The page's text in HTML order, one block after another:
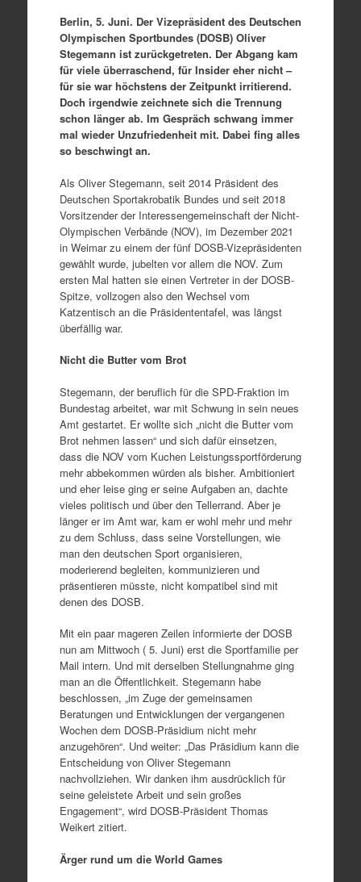
Berlin, 5. Juni. Der Vizepräsident des Deutschen
Olympischen Sportbundes (DOSB) Oliver
Stegemann ist zurückgetreten. Der Abgang kam
für viele überraschend, für Insider eher nicht –
für sie war höchstens der Zeitpunkt irritierend.
Doch irgendwie zeichnete sich die Trennung
schon länger ab. Im Gespräch schwang immer
mal wieder Unzufriedenheit mit. Dabei fing alles
so beschwingt an.
Als Oliver Stegemann, seit 2014 Präsident des
Deutschen Sportakrobatik Bundes und seit 2018
Vorsitzender der Interessengemeinschaft der Nicht-
Olympischen Verbände (NOV), im Dezember 2021
in Weimar zu einem der fünf DOSB-Vizepräsidenten
gewählt wurde, jubelten vor allem die NOV. Zum
ersten Mal hatten sie einen Vertreter in der DOSB-
Spitze, vollzogen also den Wechsel vom
Katzentisch an die Präsidententafel, was längst
überfällig war.
Nicht die Butter vom Brot
Stegemann, der beruflich für die SPD-Fraktion im
Bundestag arbeitet, war mit Schwung in sein neues
Amt gestartet. Er wollte sich „nicht die Butter vom
Brot nehmen lassen“ und sich dafür einsetzen,
dass die NOV vom Kuchen Leistungssportförderung
mehr abbekommen würden als bisher. Ambitioniert
und eher leise ging er seine Aufgaben an, dachte
vieles politisch und über den Tellerrand. Aber je
länger er im Amt war, kam er wohl mehr und mehr
zu dem Schluss, dass seine Vorstellungen, wie
man den deutschen Sport organisieren,
moderierend begleiten, kommunizieren und
präsentieren müsste, nicht kompatibel sind mit
denen des DOSB.
Mit ein paar mageren Zeilen informierte der DOSB
nun am Mittwoch ( 5. Juni) erst die Sportfamilie per
Mail intern. Und mit derselben Stellungnahme ging
man an die Öffentlichkeit. Stegemann habe
beschlossen, „im Zuge der gemeinsamen
Beratungen und Entwicklungen der vergangenen
Wochen dem DOSB-Präsidium nicht mehr
anzugehören“. Und weiter: „Das Präsidium kann die
Entscheidung von Oliver Stegemann
nachvollziehen. Wir danken ihm ausdrücklich für
seine geleistete Arbeit und sein großes
Engagement“, wird DOSB-Präsident Thomas
Weikert zitiert.
Ärger rund um die World Games